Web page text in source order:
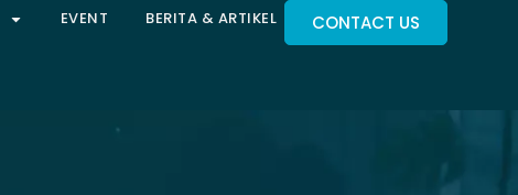
EVENT BERITA & ARTIKEL CONTACT US